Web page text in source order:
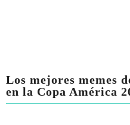
Los mejores memes
en la Copa América